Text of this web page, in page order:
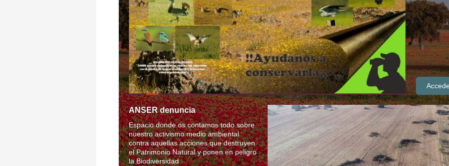
ANSER denuncia
Espacio donde os contamos todo sobre
nuestro activismo medio ambiental
contra aquellas acciones que destruyen
el Patrimonio Natural y ponen en peligro
la Biodiversidad